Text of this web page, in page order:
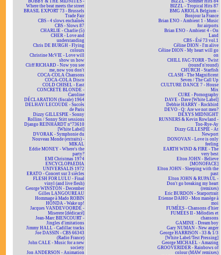
BOBBY & THE MIDNITES -
Where the beat meets the street
BRASIL EXPORT 73 - Brussels
Trade Fair
CBS - 4 slows enchaînés
CBS - Slows 87
CHARLIE - Charlie (5)
CHER - Love and
understanding
Chris DE BURGH - Flying
colours
Christine McVIE - Love will
show us how
Cliff RICHARD - Now you see
me, now you don't
COCA-COLA Chansons
COCA-COLA Disco
COLD CHISEL - East
CONCRETE BLONDE -
Caroline
DÉCLARATION (fiscale) 1964
DELHAY/LECOUDE - Succès
de Paris
Dizzy GILLESPIE - Sonny
Rollins / Sonny Stitt sessions
Django REINHARDT n°73610
[White Label]
DVORAK - Symphonie du
Nouveau Monde (extraits) -
MIKAL
Eddie MONEY - Where's the
party?
EMI Christmas 1974
ENCYCLOPAEDIA
UNIVERSALIS 1972
ERATO - Concert sur 3 siècles
FLESH FOR LULU - Final
vinyl (and live flesh)
George WINSTON - December
Gilles LANGOUREAU
Hommage à Mado ROBIN
HONDA - Wake up!
Jacques VANDEVOORDE -
Miserere [dédicacé]
Jean-Marc BIENCOURT -
Jingles d'imitations
Jimmy HALL - Cadillac tracks
Joe DASSIN - CBS 66343
(Radio France)
John CALE - Music for a new
society
Jon ANDERSON - Animation
BIZZL - Sommer Hits 84
BIZZL - Tropical Hits 87
BMG ARIOLA Belgium -
Bonjour la France
Brian ENO - Ambient 1 - Music
for airports
Brian ENO - Ambient 4 - On
Land
CBS - Été 73 vol.1
Céline DION - I'm alive
Céline DION - My heart will go
on
CHILL FAC-TORR - Twist
(round'n'round)
CHURCH - Starfish
CLASH - The Magnificent
Seven / The Call Up
CULTURE DANCE 7 - House
Mix
CURE - Pornography
DAVE - Dave [White Label]
Debbie HARRY - Rockbird
DEVO - Q: Are we not men?
DEXYS MIDNIGHT
RUNNERS & Kevin Rowland -
Too-Rye-Ay
Dizzy GILLESPIE - At
Newport
DONOVAN - Love is only
feeling
EARTH WIND & FIRE - The
very best
Elton JOHN - Believe
[MONOFACE]
Elton JOHN - Sleeping with the
past
Elton JOHN & RUPAUL -
Don't go breaking my heart
(remixes)
Eric BURDON - Starportrait
Etienne DAHO - Mon manège à
moi
FUMÉES - Chansons d'hier
FUMÉES II - Mélodies et
chansons
GAMINE - Dream boy
Gary NUMAN - New anger
George HARRISON - 33 & 1/3
[White Label/Test Pressing]
George MICHAEL - Amazing
GROOVERIDER - Rainbows of
colour (MAW remixes)